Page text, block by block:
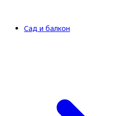
Сад и балкон